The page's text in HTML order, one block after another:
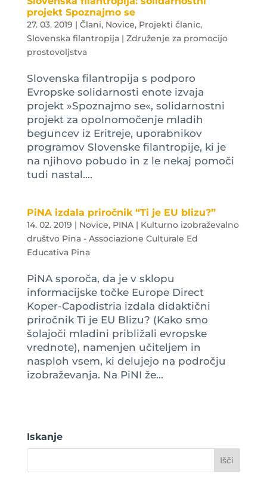
projekt Spoznajmo se
27. 03. 2019 | Člani, Novice, Projekti članic,
Slovenska filantropija | Združenje za promocijo
prostovoljstva
Slovenska filantropija s podporo
Evropske solidarnosti enote izvaja
projekt »Spoznajmo se«, solidarnostni
projekt za opolnomočenje mladih
beguncev iz Eritreje, uporabnikov
programov Slovenske filantropije, ki je
na njihovo pobudo in z le nekaj pomoči
tudi nastal....
PiNA izdala priročnik “Ti je EU blizu?”
14. 02. 2019 | Novice, PINA | Kulturno izobraževalno
društvo Pina - Associazione Culturale Ed
Educativa Pina
PiNA sporoča, da je v sklopu
informacijske točke Europe Direct
Koper-Capodistria izdala didaktični
priročnik Ti je EU Blizu? (Kako smo
šolajoči mladini približali evropske
vrednote), namenjen učiteljem in
nasploh vsem, ki delujejo na področju
izobraževanja. Na PiNI že...
Iskanje